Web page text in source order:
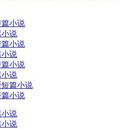
说
说
说
篇小说
说
说